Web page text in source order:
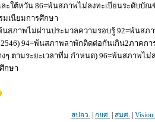
ละใต้หวัน 86=พ้นสภาพไม่ลงทะเบียนระดับบั
เนียมการศึกษา
นสภาพไม่ผ่านประมวลความรอบรู้ 92=พ้นส
2546) 94=พ้นสภาพลาพักติดต่อกันเกิน2ภาค
ๆ ตามระยะเวลาที่ม.กำหนด) 96=พ้นสภาพไ
กษา
สปอว. กยศ. สมศ. Vision